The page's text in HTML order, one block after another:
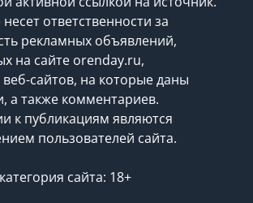
ответственности за
рекламных объявлений,
на сайте orenday.ru,
сайтов, на которые даны
а также комментариев.
к публикациям являются
пользователей сайта.
сайта: 18+